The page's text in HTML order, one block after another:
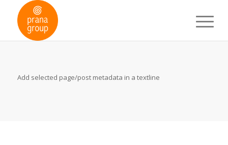
Add selected page/post metadata in a textline